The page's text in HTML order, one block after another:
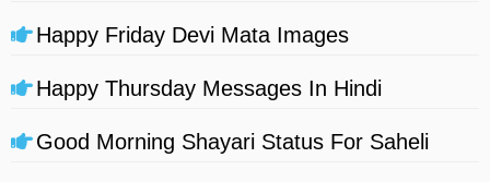
Happy Friday Devi Mata Images
Happy Thursday Messages In Hindi
Good Morning Shayari Status For Saheli